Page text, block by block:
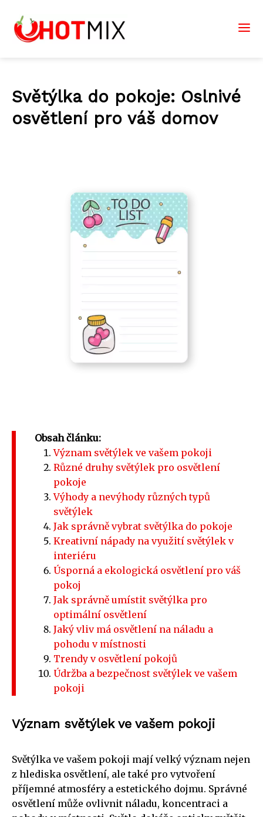
Světýlka do pokoje: Oslnivé
osvětlení pro váš domov
Obsah článku:
Význam světýlek ve vašem pokoji
Různé druhy světýlek pro osvětlení
pokoje
Výhody a nevýhody různých typů
světýlek
Jak správně vybrat světýlka do pokoje
Kreativní nápady na využití světýlek v
interiéru
Úsporná a ekologická osvětlení pro váš
pokoj
Jak správně umístit světýlka pro
optimální osvětlení
Jaký vliv má osvětlení na náladu a
pohodu v místnosti
Trendy v osvětlení pokojů
Údržba a bezpečnost světýlek ve vašem
pokoji
Význam světýlek ve vašem pokoji
Světýlka ve vašem pokoji mají velký význam nejen
z hlediska osvětlení, ale také pro vytvoření
příjemné atmosféry a estetického dojmu. Správné
osvětlení může ovlivnit náladu, koncentraci a